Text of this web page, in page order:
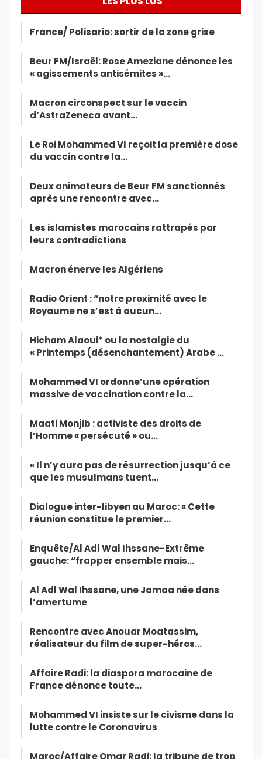
France/ Polisario: sortir de la zone grise
Beur FM/Israël: Rose Ameziane dénonce les
« agissements antisémites »…
Macron circonspect sur le vaccin
d’AstraZeneca avant…
Le Roi Mohammed VI reçoit la première dose
du vaccin contre la…
Deux animateurs de Beur FM sanctionnés
après une rencontre avec…
Les islamistes marocains rattrapés par
leurs contradictions
Macron énerve les Algériens
Radio Orient : “notre proximité avec le
Royaume ne s’est à aucun…
Hicham Alaoui* ou la nostalgie du
« Printemps (désenchantement) Arabe …
Mohammed VI ordonne’une opération
massive de vaccination contre la…
Maati Monjib : activiste des droits de
l’Homme « persécuté » ou…
« Il n’y aura pas de résurrection jusqu’à ce
que les musulmans tuent…
Dialogue inter-libyen au Maroc: « Cette
réunion constitue le premier…
Enquête/Al Adl Wal Ihssane-Extrême
gauche: “frapper ensemble mais…
Al Adl Wal Ihssane, une Jamaa née dans
l’amertume
Rencontre avec Anouar Moatassim,
réalisateur du film de super-héros…
Affaire Radi: la diaspora marocaine de
France dénonce toute…
Mohammed VI insiste sur le civisme dans la
lutte contre le Coronavirus
Maroc/Affaire Omar Radi: la tribune de trop